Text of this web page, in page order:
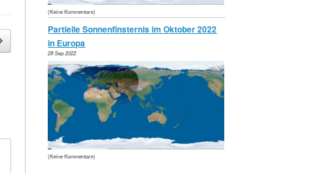
(Keine Kommentare)
Partielle Sonnenfinsternis im Oktober 2022
in Europa
28 Sep 2022
(Keine Kommentare)